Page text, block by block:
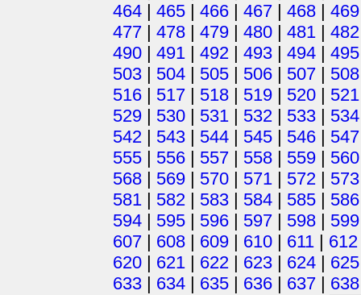
464 | 465 | 466 | 467 | 468 | 469
477 | 478 | 479 | 480 | 481 | 482
490 | 491 | 492 | 493 | 494 | 495
503 | 504 | 505 | 506 | 507 | 508
516 | 517 | 518 | 519 | 520 | 521
529 | 530 | 531 | 532 | 533 | 534
542 | 543 | 544 | 545 | 546 | 547
555 | 556 | 557 | 558 | 559 | 560
568 | 569 | 570 | 571 | 572 | 573
581 | 582 | 583 | 584 | 585 | 586
594 | 595 | 596 | 597 | 598 | 599
607 | 608 | 609 | 610 | 611 | 612
620 | 621 | 622 | 623 | 624 | 625
633 | 634 | 635 | 636 | 637 | 638